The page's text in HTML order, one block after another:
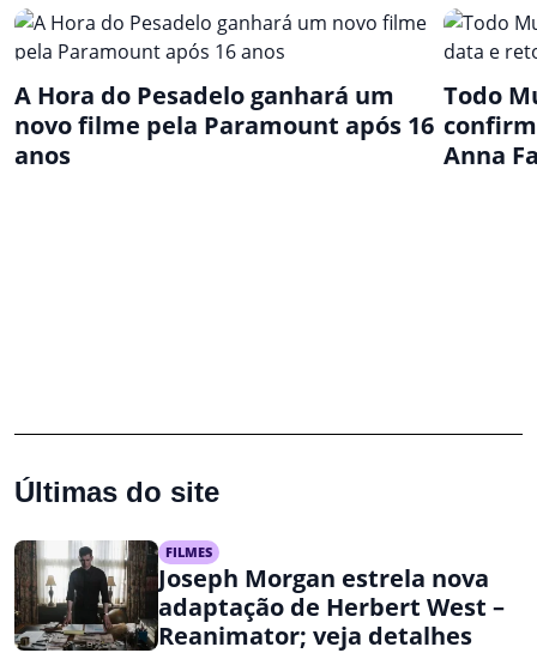
A Hora do Pesadelo ganhará um
novo filme pela Paramount após 16
anos
Todo
Anna
Últimas do site
FILMES
Joseph Morgan estrela nova
adaptação de Herbert West –
Reanimator; veja detalhes